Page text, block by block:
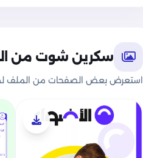
سكرين شوت من
استعرض بعض الصفحات من الملف